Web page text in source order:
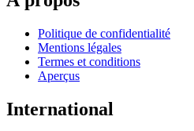
Politique de confidentialité
Mentions légales
Termes et conditions
Aperçus
International